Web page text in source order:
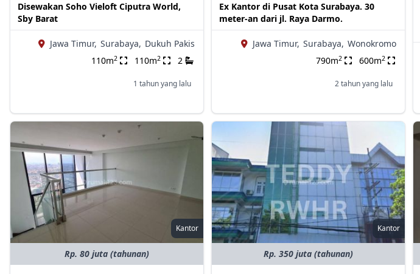
Disewakan Soho Vieloft Ciputra World,
Sby Barat
Jawa Timur, Surabaya, Dukuh Pakis
110m2 110m2 2
1 tahun yang lalu
Ex Kantor di Pusat Kota Surabaya. 30
meter-an dari jl. Raya Darmo.
Jawa Timur, Surabaya, Wonokromo
790m2 600m2
2 tahun yang lalu
Kantor
Rp. 80 juta (tahunan)
Kantor
Rp. 350 juta (tahunan)